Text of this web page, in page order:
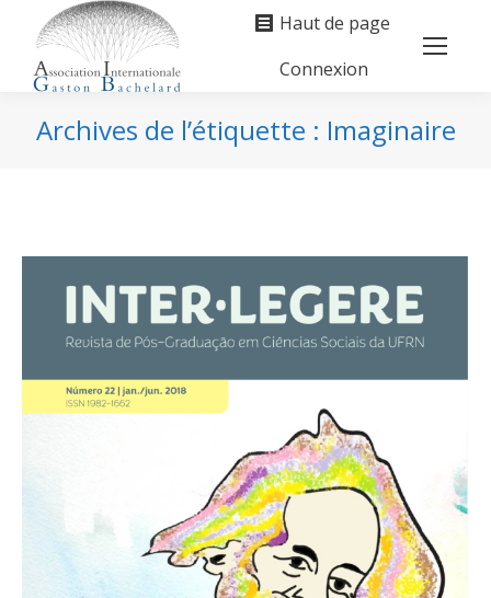
Haut de page
Connexion
Archives de l’étiquette : Imaginaire